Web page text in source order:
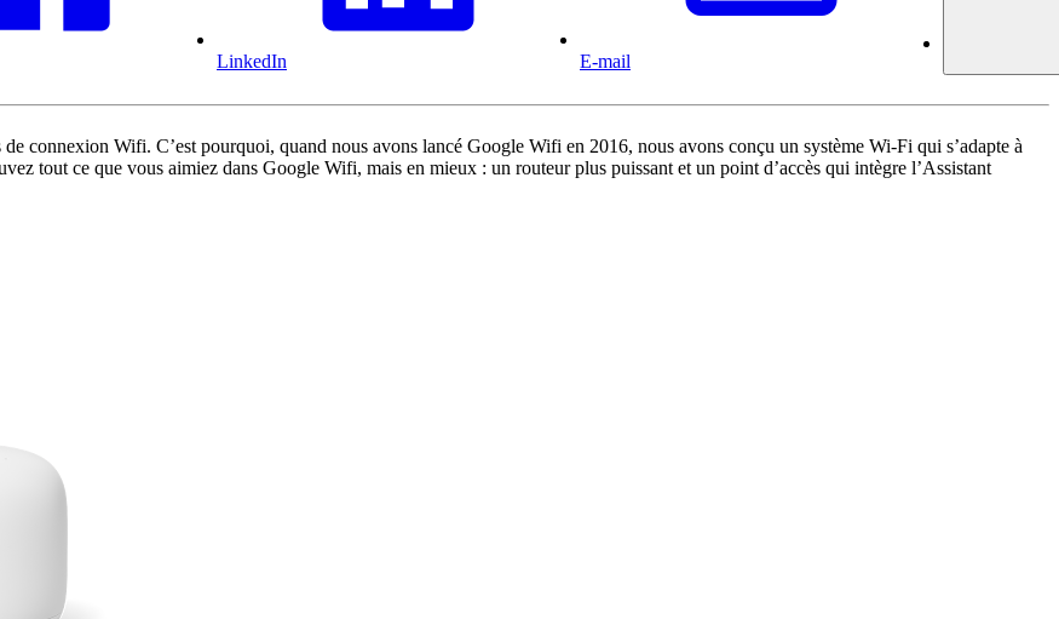
LinkedIn E-mail
connexion Wifi. C’est pourquoi, quand nous avons lancé Google Wifi en 2016, nous avons conçu un système Wi-Fi qui s’adapte à
tout ce que vous aimiez dans Google Wifi, mais en mieux : un routeur plus puissant et un point d’accès qui intègre l’Assistant